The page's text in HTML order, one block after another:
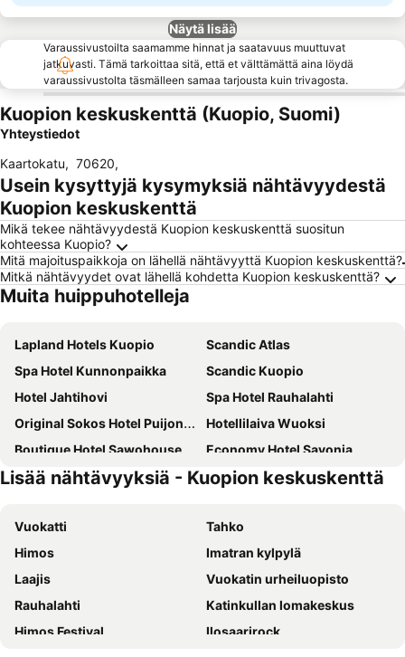
Näytä lisää
Varaussivustoilta saamamme hinnat ja saatavuus muuttuvat
jatkuvasti. Tämä tarkoittaa sitä, että et välttämättä aina löydä
varaussivustolta täsmälleen samaa tarjousta kuin trivagosta.
Kuopion keskuskenttä (Kuopio, Suomi)
Yhteystiedot
Kaartokatu, 70620,
Usein kysyttyjä kysymyksiä nähtävyydestä
Kuopion keskuskenttä
Mikä tekee nähtävyydestä Kuopion keskuskenttä suositun
kohteessa Kuopio?
Mitä majoituspaikkoja on lähellä nähtävyyttä Kuopion keskuskenttä?
Mitkä nähtävyydet ovat lähellä kohdetta Kuopion keskuskenttä?
Muita huippuhotelleja
Lapland Hotels Kuopio
Scandic Atlas
Spa Hotel Kunnonpaikka
Scandic Kuopio
Hotel Jahtihovi
Spa Hotel Rauhalahti
Original Sokos Hotel Puijonsarvi
Hotellilaiva Wuoksi
Boutique Hotel Sawohouse
Economy Hotel Savonia
Finlandia Hotel Isovalkeinen
Bella Lake Resort
Kuopion Kesäranta
Lisää nähtävyyksiä - Kuopion keskuskenttä
Vuokatti
Tahko
Himos
Imatran kylpylä
Laajis
Vuokatin urheiluopisto
Rauhalahti
Katinkullan lomakeskus
Himos Festival
Ilosaarirock